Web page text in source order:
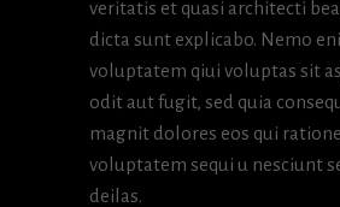
veritatis et quasi architecti
dicta sunt explicabo. Nemo
voluptatem qiui voluptas sit
odit aut fugit, sed quia
magnit dolores eos qui
voluptatem sequi u nesciunt
deilas.